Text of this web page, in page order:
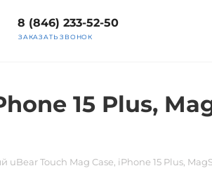
8 (846) 233-52-50
ЗАКАЗАТЬ ЗВОНОК
15 Plus,
uBear Touch Mag Case, iPhone 15 Plus,